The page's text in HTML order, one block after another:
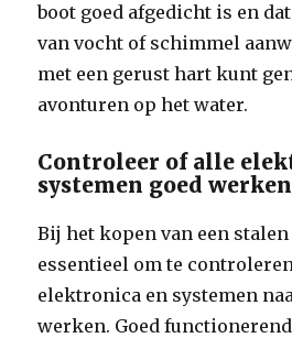
boot goed afgedicht is en
van vocht of schimmel
met een gerust hart kunt
avonturen op het water.
Controleer of alle
systemen goed
Bij het kopen van een
essentieel om te
elektronica en systemen
werken. Goed